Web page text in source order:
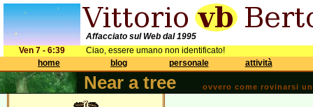
Affacciato sul Web dal 1995
Ven 7 - 6:39
Ciao, essere umano non identificato!
home
blog personale attività
Near a tree ovvero come rovinarsi